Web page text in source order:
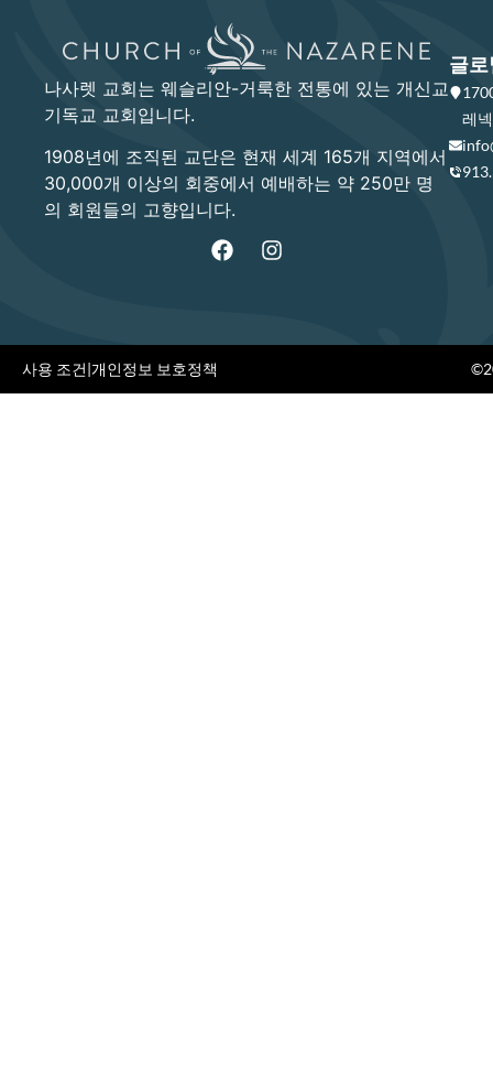
나사렛 교회는 웨슬리안-거룩한 전통에 있는 개신교
기독교 교회입니다.
1908년에 조직된 교단은 현재 세계 165개 지역에서
30,000개 이상의 회중에서 예배하는 약 250만 명
의 회원들의 고향입니다.
글로
레
사용 조건|개인정보 보호정책